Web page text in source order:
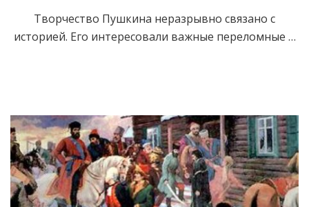
Творчество Пушкина неразрывно связано с
историей. Его интересовали важные переломные …